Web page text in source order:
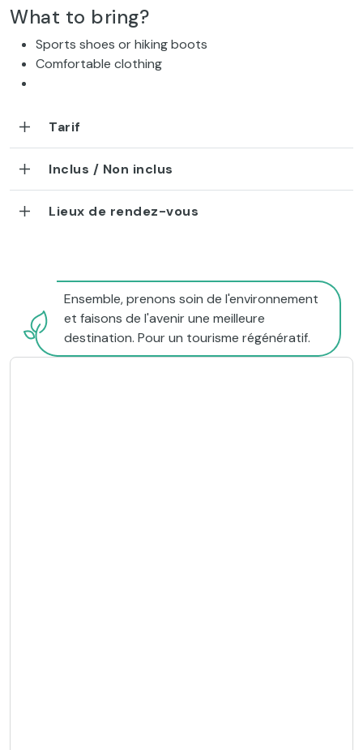
What to bring?
Sports shoes or hiking boots
Comfortable clothing
Tarif
Inclus / Non inclus
Lieux de rendez-vous
Ensemble, prenons soin de l'environnement
et faisons de l'avenir une meilleure
destination. Pour un tourisme régénératif.